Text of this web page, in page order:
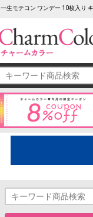
一生モテコン ワンデー 10枚入り